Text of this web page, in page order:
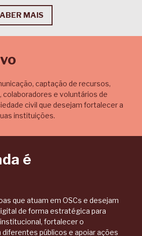
MAIS
captação de recursos,
colaboradores e voluntários de
civil que desejam fortalecer a
instituições.
é
que atuam em OSCs e desejam
de forma estratégica para
fortalecer o
públicos e apoiar ações